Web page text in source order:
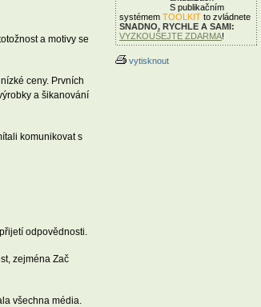
a motivy se
ceny. Prvních
a šikanování
komunikovat s
odpovědnosti.
zejména Zač
všechna média.
S publikačním
systémem TOOLKIT to zvládnete
SNADNO, RYCHLE A SAMI:
VYZKOUŠEJTE ZDARMA!
vytisknout